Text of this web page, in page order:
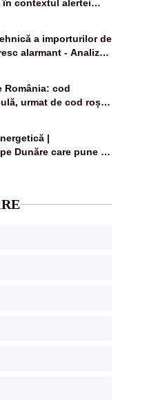
în contextul alertei
a importurilor de
alarmant - Analiză
România: cod
urmat de cod roșu
urcă spre 40°C
|
Dunăre care pune în
era cunoscută